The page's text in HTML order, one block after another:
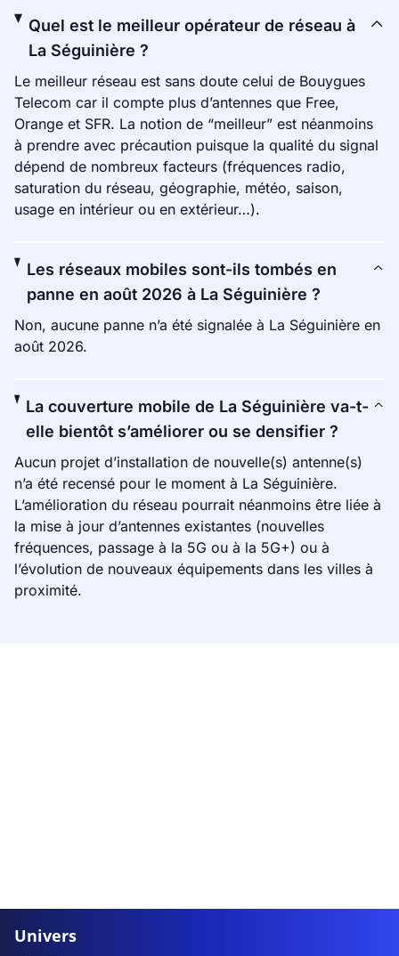
Quel est le meilleur opérateur de réseau à
La Séguinière ?
Le meilleur réseau est sans doute celui de Bouygues
Telecom car il compte plus d’antennes que Free,
Orange et SFR. La notion de “meilleur” est néanmoins
à prendre avec précaution puisque la qualité du signal
dépend de nombreux facteurs (fréquences radio,
saturation du réseau, géographie, météo, saison,
usage en intérieur ou en extérieur…).
Les réseaux mobiles sont-ils tombés en
panne en août 2026 à La Séguinière ?
Non, aucune panne n’a été signalée à La Séguinière en
août 2026.
La couverture mobile de La Séguinière va-t-
elle bientôt s’améliorer ou se densifier ?
Aucun projet d’installation de nouvelle(s) antenne(s)
n’a été recensé pour le moment à La Séguinière.
L’amélioration du réseau pourrait néanmoins être liée à
la mise à jour d’antennes existantes (nouvelles
fréquences, passage à la 5G ou à la 5G+) ou à
l’évolution de nouveaux équipements dans les villes à
proximité.
Univers